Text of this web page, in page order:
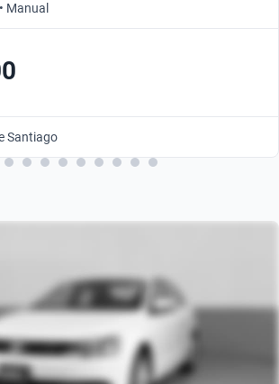
Manual
Santiago